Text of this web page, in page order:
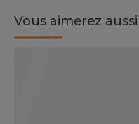
Vous aimerez aussi